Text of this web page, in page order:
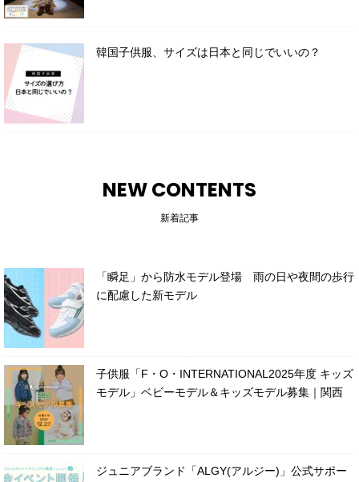
韓国子供服、サイズは日本と同じでいいの？
NEW CONTENTS
新着記事
「瞬足」から防水モデル登場 雨の日や夜間の歩行
に配慮した新モデル
子供服「F・O・INTERNATIONAL2025年度 キッズ
モデル」ベビーモデル＆キッズモデル募集｜関西
ジュニアブランド「ALGY(アルジー)」公式サポー